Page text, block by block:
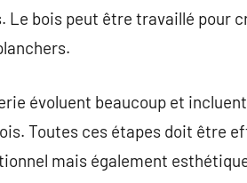
bois peut être travaillé pour
évoluent beaucoup et
Toutes ces étapes doit être
mais également